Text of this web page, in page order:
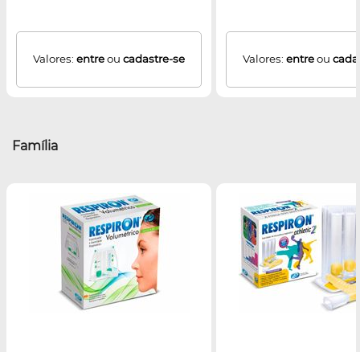
Valores: entreou cadastre-se Valores: entreou
Família